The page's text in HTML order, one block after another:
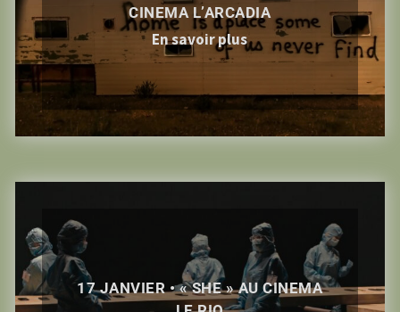
CINEMA L’ARCADIA
En savoir plus
17 JANVIER • « SHE » AU CINEMA